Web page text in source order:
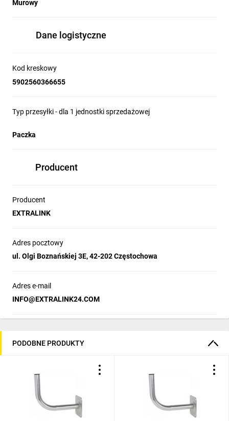
mm i średnicy 38 x 1.5 mm można w łatwy
płaskich powierzchni
Murowy
Dane logistyczne
Kod kreskowy
5902560366655
Typ przesyłki - dla 1 jednostki sprzedażowej
Paczka
Producent
Producent
EXTRALINK
Adres pocztowy
ul. Olgi Boznańskiej 3E, 42-202 Częstochowa
Adres e-mail
INFO@EXTRALINK24.COM
PODOBNE PRODUKTY